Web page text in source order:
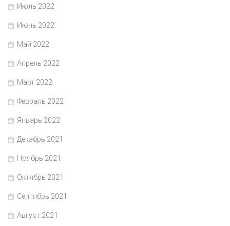
Июль 2022
Июнь 2022
Май 2022
Апрель 2022
Март 2022
Февраль 2022
Январь 2022
Декабрь 2021
Ноябрь 2021
Октябрь 2021
Сентябрь 2021
Август 2021